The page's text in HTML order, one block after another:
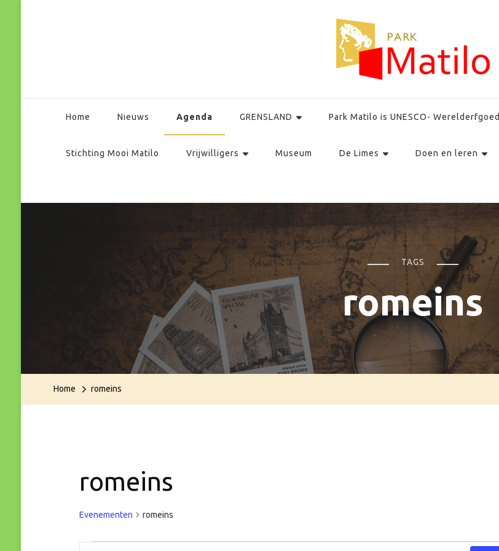
Home Nieuws Agenda GRENSLAND Park Matilo is UNESCO- Werelderfgoed
Stichting Mooi Matilo Vrijwilligers Museum De Limes Doen en leren
TAGS
romeins
Home romeins
romeins
Evenementen romeins